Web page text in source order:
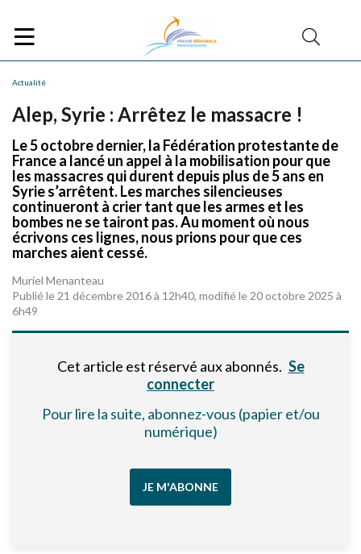
Actualité
Alep, Syrie : Arrêtez le massacre !
Le 5 octobre dernier, la Fédération protestante de
France a lancé un appel à la mobilisation pour que
les massacres qui durent depuis plus de 5 ans en
Syrie s’arrêtent. Les marches silencieuses
continueront à crier tant que les armes et les
bombes ne se tairont pas. Au moment où nous
écrivons ces lignes, nous prions pour que ces
marches aient cessé.
Muriel Menanteau
Publié le 21 décembre 2016 à 12h40, modifié le 20 octobre 2025 à
6h49
Cet article est réservé aux abonnés. Se
connecter
Pour lire la suite, abonnez-vous (papier et/ou
numérique)
JE M'ABONNE